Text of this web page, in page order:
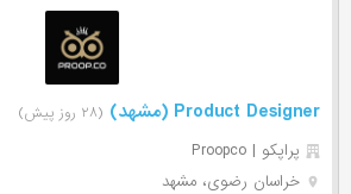
Product Designer (مشهد) (۲۸ روز پیش)
پراپکو | Proopco
خراسان رضوی، مشهد